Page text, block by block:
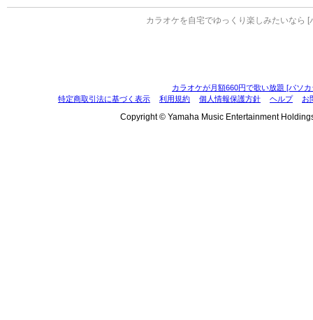
カラオケを自宅でゆっくり楽しみたいなら [
カラオケが月額660円で歌い放題 [パソ
特定商取引法に基づく表示
利用規約 個人情報保護方針 ヘルプ お
Copyright © Yamaha Music Entertainment